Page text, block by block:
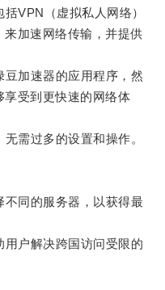
VPN（虚拟私人网络）
加速网络传输，并提供
加速器的应用程序，然
享受到更快速的网络体
需过多的设置和操作。
同的服务器，以获得最
户解决跨国访问受限的